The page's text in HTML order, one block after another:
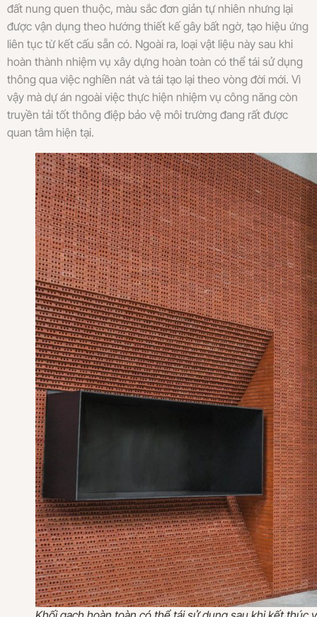
đất nung quen thuộc, màu sắc đơn giản tự nhiên nhưng lại
được vận dụng theo hướng thiết kế gây bất ngờ, tạo hiệu ứng
liên tục từ kết cấu sẵn có. Ngoài ra, loại vật liệu này sau khi
hoàn thành nhiệm vụ xây dựng hoàn toàn có thể tái sử dụng
thông qua việc nghiền nát và tái tạo lại theo vòng đời mới. Vì
vậy mà dự án ngoài việc thực hiện nhiệm vụ công năng còn
truyền tải tốt thông điệp bảo vệ môi trường đang rất được
quan tâm hiện tại.